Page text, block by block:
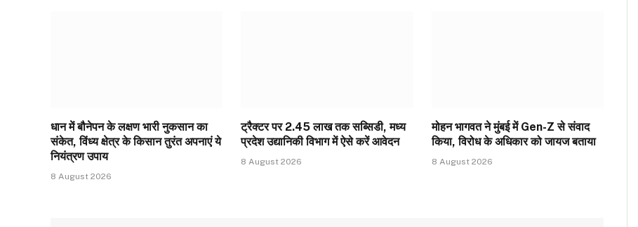
धान में बौनेपन के लक्षण भारी नुकसान का
संकेत, विंध्य क्षेत्र के किसान तुरंत अपनाएं ये
नियंत्रण उपाय
8 August 2026
ट्रैक्टर पर 2.45 लाख तक सब्सिडी, मध्य
प्रदेश उद्यानिकी विभाग में ऐसे करें आवेदन
8 August 2026
मोहन भागवत ने मुंबई में Gen-Z से संवाद
किया, विरोध के अधिकार को जायज बताया
8 August 2026